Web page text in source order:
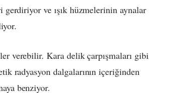
gerdiriyor ve ışık hüzmelerinin aynalar
verebilir. Kara delik çarpışmaları gibi
radyasyon dalgalarının içeriğinden
benziyor.